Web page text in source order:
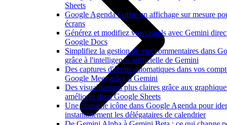
Sheets
Google Agenda s'offre un affichage sur mesure
écrans
Générez et modifiez vos visuels avec Gemini
Google Docs
Simplifiez la gestion de vos commentaires dans
grâce à l'intelligence artificielle de Gemini
Des captures d'écran automatiques dans vos
Google Meet grâce à Gemini
Des visualisations plus claires grâce aux
améliorés dans Google Sheets
Une nouvelle icône dans Google Agenda pour
instantanément les délégataires de calendrier